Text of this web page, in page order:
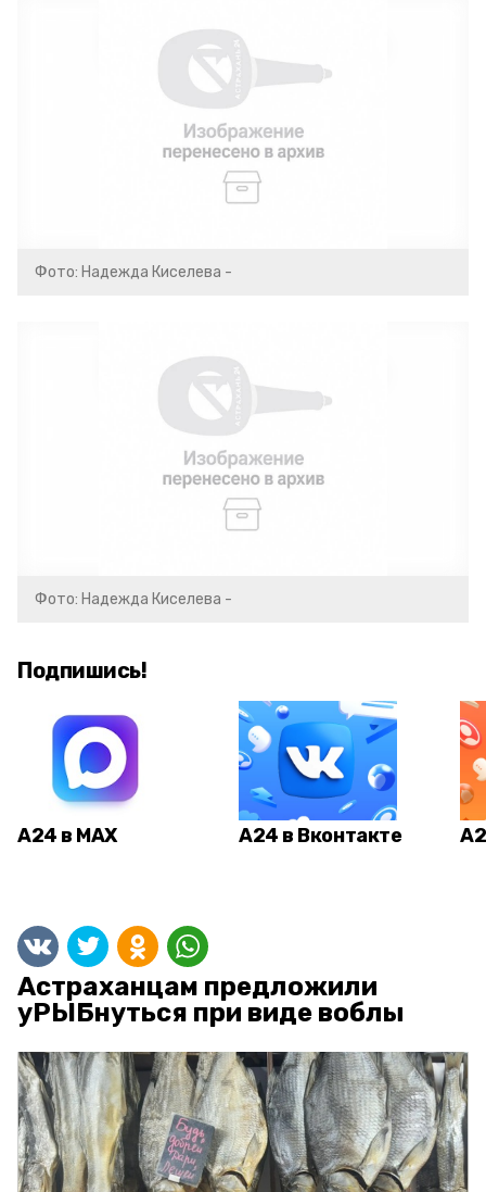
Фото: Надежда Киселева -
Фото: Надежда Киселева -
Подпишись!
А24 в MAX А24 в Вконтакте
Астраханцам предложили
уРЫБнуться при виде воблы